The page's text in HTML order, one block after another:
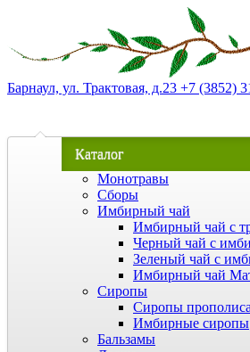
Барнаул, ул. Трактовая, д.23 +7 (3852)
Каталог
Монотравы
Сборы
Имбирный чай
Имбирный чай с
Черный чай с
Зеленый чай с
Имбирный чай
Сиропы
Сиропы прополиса
Имбирные сиропы
Бальзамы